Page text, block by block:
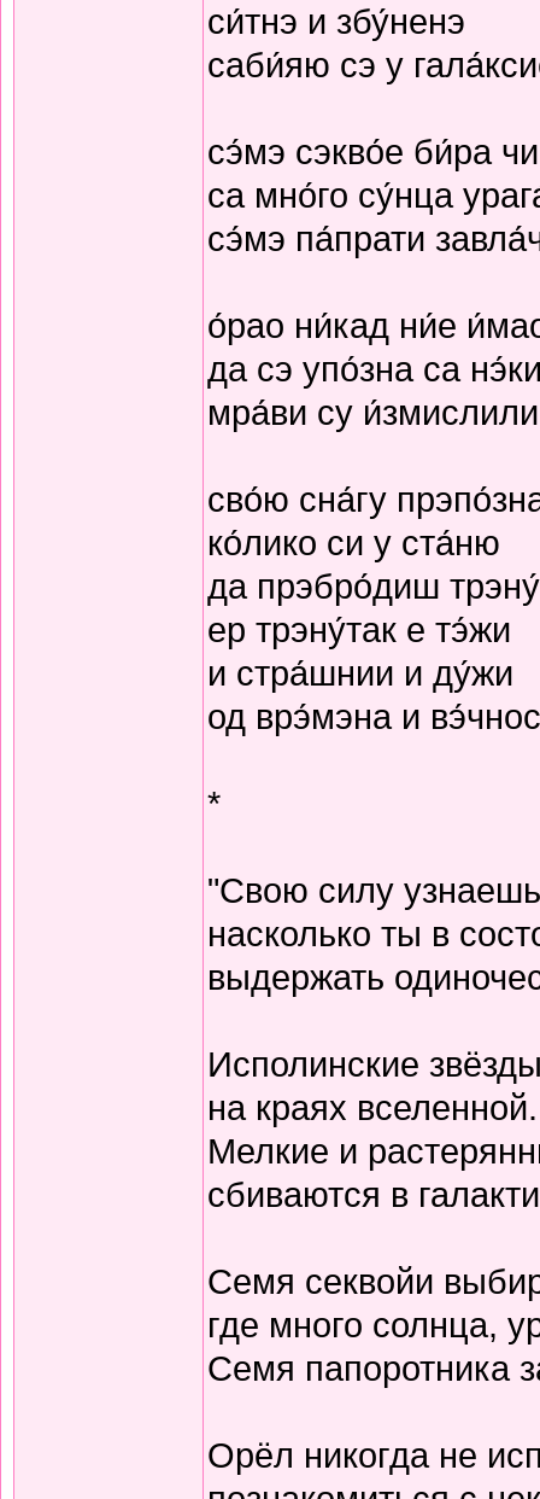
си́тнэ и збу́ненэ
саби́яю сэ у
сэ́мэ сэкво́е би́ра
са мно́го су́нца
сэ́мэ па́прати
о́рао ни́кад ни́е
да сэ упо́зна са
мра́ви су
сво́ю сна́гу
ко́лико си у ста́ню
да прэбро́диш
ер трэну́так е тэ́жи
и стра́шнии и ду́жи
од врэ́мэна и
*
"Свою силу
насколько ты в
выдержать
Исполинские
на краях вселенной.
Мелкие и
сбиваются в
Семя секвойи
где много солнца,
Семя папоротника
Орёл никогда не